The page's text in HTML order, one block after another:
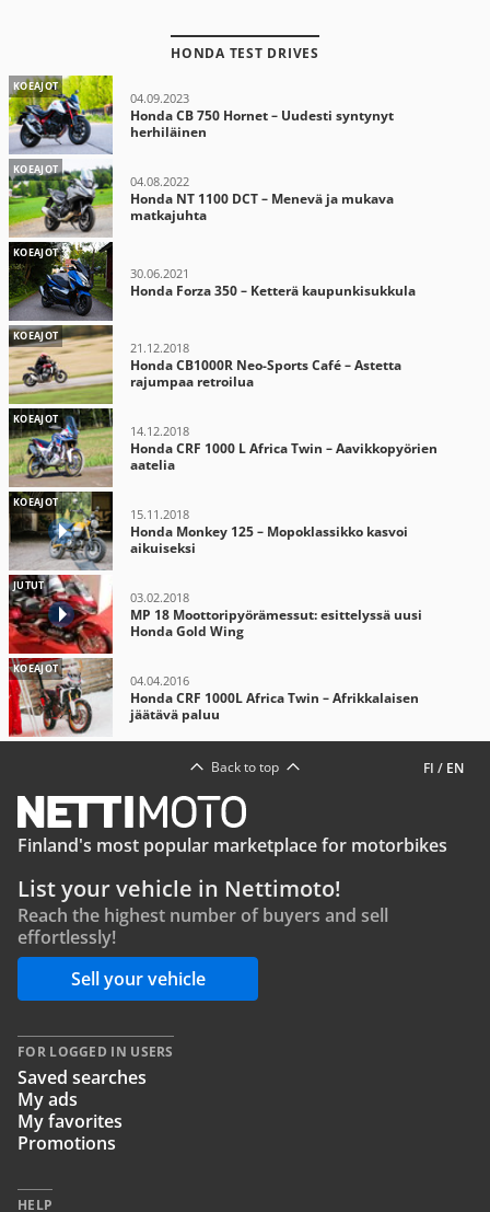
HONDA TEST DRIVES
KOEAJOT
04.09.2023
Honda CB 750 Hornet – Uudesti syntynyt
herhiläinen
KOEAJOT
04.08.2022
Honda NT 1100 DCT – Menevä ja mukava
matkajuhta
KOEAJOT
30.06.2021
Honda Forza 350 – Ketterä kaupunkisukkula
KOEAJOT
21.12.2018
Honda CB1000R Neo-Sports Café – Astetta
rajumpaa retroilua
KOEAJOT
14.12.2018
Honda CRF 1000 L Africa Twin – Aavikkopyörien
aatelia
KOEAJOT
15.11.2018
Honda Monkey 125 – Mopoklassikko kasvoi
aikuiseksi
JUTUT
03.02.2018
MP 18 Moottoripyörämessut: esittelyssä uusi
Honda Gold Wing
KOEAJOT
04.04.2016
Honda CRF 1000L Africa Twin – Afrikkalaisen
jäätävä paluu
FI / EN
Back to top
Finland's most popular marketplace for motorbikes
List your vehicle in Nettimoto!
Reach the highest number of buyers and sell
effortlessly!
Sell your vehicle
FOR LOGGED IN USERS
Saved searches
My ads
My favorites
Promotions
HELP